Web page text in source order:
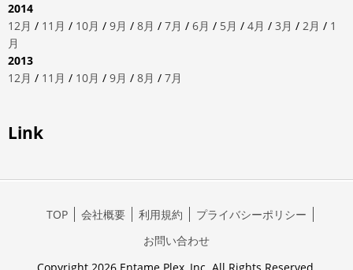
2014
12月 / 11月 / 10月 / 9月 / 8月 / 7月 / 6月 / 5月 / 4月 / 3月 / 2月 / 1
月
2013
12月 / 11月 / 10月 / 9月 / 8月 / 7月
Link
TOP 会社概要 利用規約
プライバシーポリシー
お問い合わせ